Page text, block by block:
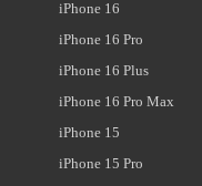
iPhone 16
iPhone 16 Pro
iPhone 16 Plus
iPhone 16 Pro Max
iPhone 15
iPhone 15 Pro